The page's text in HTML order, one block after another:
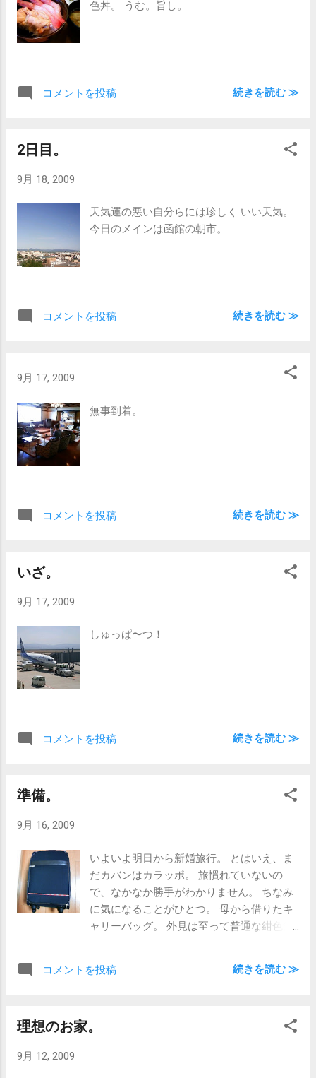
色丼。 うむ。旨し。
コメントを投稿 続きを読む ≫
2日目。
9月 18, 2009
天気運の悪い自分らには珍しく いい天気。
今日のメインは函館の朝市。
コメントを投稿 続きを読む ≫
9月 17, 2009
無事到着。
コメントを投稿 続きを読む ≫
いざ。
9月 17, 2009
しゅっぱ〜つ！
コメントを投稿 続きを読む ≫
準備。
9月 16, 2009
いよいよ明日から新婚旅行。 とはいえ、ま
だカバンはカラッポ。 旅慣れていないの
で、なかなか勝手がわかりません。 ちなみ
に気になることがひとつ。 母から借りたキ
ャリーバッグ。 外見は至って普通な紺色無
は気にせず早く準備せねば。
コメントを投稿 続きを読む ≫
理想のお家。
9月 12, 2009